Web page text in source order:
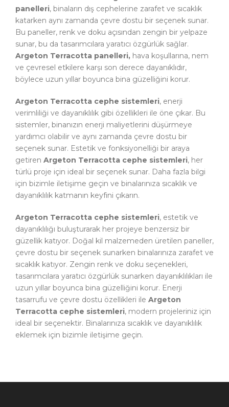
panelleri, binaların dış cephelerine zarafet ve sıcaklık
katarken aynı zamanda çevre dostu bir seçenek sunar.
Bu paneller, renk ve doku açısından zengin bir yelpaze
sunar, bu da tasarımcılara yaratıcı özgürlük sağlar.
Argeton Terracotta panelleri, hava koşullarına, nem
ve çevresel etkilere karşı son derece dayanıklıdır,
böylece uzun yıllar boyunca bina güzelliğini korur.
Argeton Terracotta cephe sistemleri, enerji
verimliliği ve dayanıklılık gibi özellikleri ile öne çıkar. Bu
sistemler, binanızın enerji maliyetlerini düşürmeye
yardımcı olabilir ve aynı zamanda çevre dostu bir
seçenek sunar. Estetik ve fonksiyonelliği bir araya
getiren Argeton Terracotta cephe sistemleri, her
türlü proje için ideal bir seçenek sunar. Daha fazla bilgi
için bizimle iletişime geçin ve binalarınıza sıcaklık ve
dayanıklılık katmanın keyfini çıkarın.
Argeton Terracotta cephe sistemleri, estetik ve
dayanıklılığı buluşturarak her projeye benzersiz bir
güzellik katıyor. Doğal kil malzemeden üretilen paneller,
çevre dostu bir seçenek sunarken binalarınıza zarafet ve
sıcaklık katıyor. Zengin renk ve doku seçenekleri,
tasarımcılara yaratıcı özgürlük sunarken dayanıklılıkları ile
uzun yıllar boyunca bina güzelliğini korur. Enerji
tasarrufu ve çevre dostu özellikleri ile Argeton
Terracotta cephe sistemleri, modern projeleriniz için
ideal bir seçenektir. Binalarınıza sıcaklık ve dayanıklılık
eklemek için bizimle iletişime geçin.